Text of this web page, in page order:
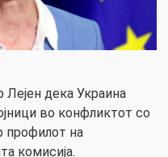
дека Украина
во конфликтот со
профилот на
комисија.